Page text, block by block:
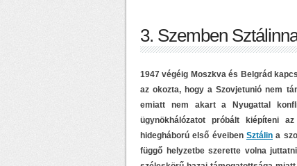
3. Szemben
1947 végéig Moszkva és Belgrád
az okozta, hogy a Szovjetunió nem
emiatt nem akart a Nyugattal
ügynökhálózatot próbált kiépíteni
hidegháború első éveiben Sztálin a
függő helyzetbe szerette volna